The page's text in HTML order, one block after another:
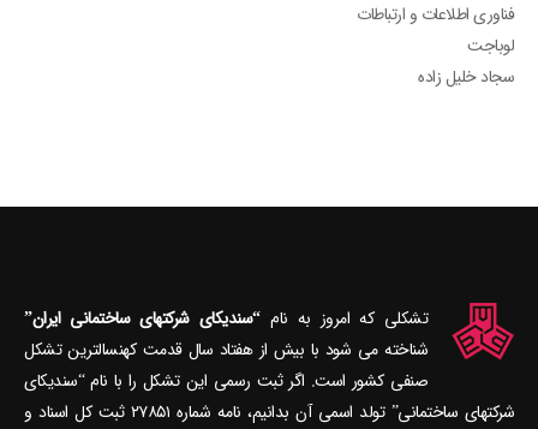
فناوری اطلاعات و ارتباطات
لوباجت
سجاد خلیل زاده
تشکلی که امروز به نام“سندیکای شرکتهای ساختمانی ایران”
شناخته می‎ شود با بیش از هفتاد سال قدمت کهنسال‎ترین تشکل
صنفی کشور است. اگر ثبت رسمی این تشکل را با نام “سندیکای
شرکتهای ساختمانی” تولد اسمی آن بدانیم، نامه شماره ۲۷۸۵۱ ثبت کل اسناد و